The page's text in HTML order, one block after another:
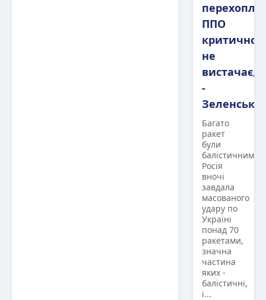
ППО
критично
не
вистачає,
-
Багато
ракет
були
балістичними
Росія
вночі
завдала
масованого
удару по
Україні
понад 70
ракетами,
значна
частина
яких -
балістичні,
і...